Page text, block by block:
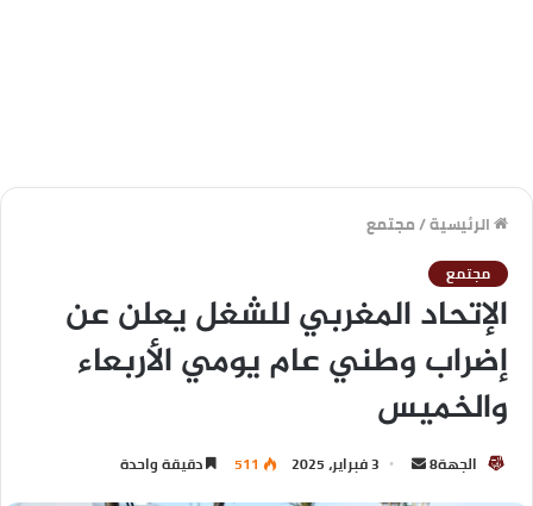
الرئيسية/مجتمع
مجتمع
الإتحاد المغربي للشغل يعلن عن
إضراب وطني عام يومي الأربعاء
والخميس
الجهة8 3 فبراير، 2025 511 دقيقة واحدة